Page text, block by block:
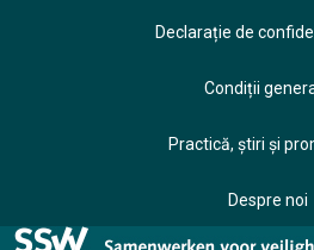
Declarație de
Condiții
Practică, știri și
Despre noi